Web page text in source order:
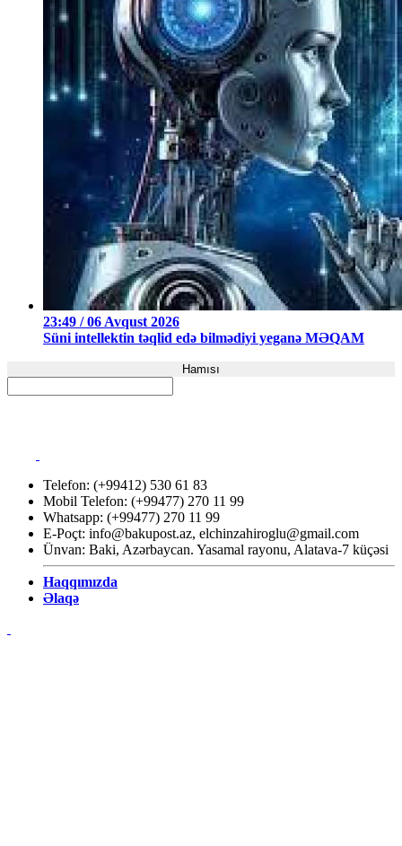
23:49 / 06 Avqust 2026
Süni intellektin təqlid edə bilmədiyi yeganə MƏQAM
Hamısı
Telefon: (+99412) 530 61 83
Mobil Telefon: (+99477) 270 11 99
Whatsapp: (+99477) 270 11 99
E-Poçt: info@bakupost.az, elchinzahiroglu@gmail.com
Ünvan: Baki, Azərbaycan. Yasamal rayonu, Alatava-7 küçəsi
Haqqımızda
Əlaqə